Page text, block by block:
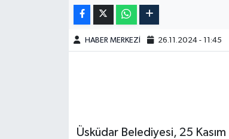
HABER MERKEZİ 26.11.2024 - 11:45
Üsküdar Belediyesi, 25